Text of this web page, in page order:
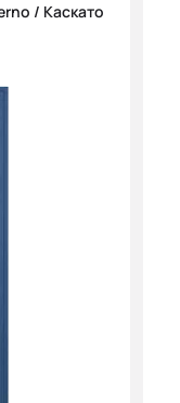
/ Каскато